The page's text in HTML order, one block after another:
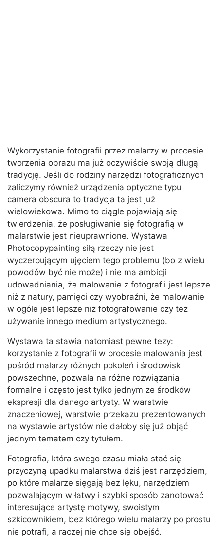
Wykorzystanie fotografii przez malarzy w procesie
tworzenia obrazu ma już oczywiście swoją długą
tradycję. Jeśli do rodziny narzędzi fotograficznych
zaliczymy również urządzenia optyczne typu
camera obscura to tradycja ta jest już
wielowiekowa. Mimo to ciągle pojawiają się
twierdzenia, że posługiwanie się fotografią w
malarstwie jest nieuprawnione. Wystawa
Photocopypainting siłą rzeczy nie jest
wyczerpującym ujęciem tego problemu (bo z wielu
powodów być nie może) i nie ma ambicji
udowadniania, że malowanie z fotografii jest lepsze
niż z natury, pamięci czy wyobraźni, że malowanie
w ogóle jest lepsze niż fotografowanie czy też
używanie innego medium artystycznego.
Wystawa ta stawia natomiast pewne tezy:
korzystanie z fotografii w procesie malowania jest
pośród malarzy różnych pokoleń i środowisk
powszechne, pozwala na różne rozwiązania
formalne i często jest tylko jednym ze środków
ekspresji dla danego artysty. W warstwie
znaczeniowej, warstwie przekazu prezentowanych
na wystawie artystów nie dałoby się już objąć
jednym tematem czy tytułem.
Fotografia, która swego czasu miała stać się
przyczyną upadku malarstwa dziś jest narzędziem,
po które malarze sięgają bez lęku, narzędziem
pozwalającym w łatwy i szybki sposób zanotować
interesujące artystę motywy, swoistym
szkicownikiem, bez którego wielu malarzy po prostu
nie potrafi, a raczej nie chce się obejść.